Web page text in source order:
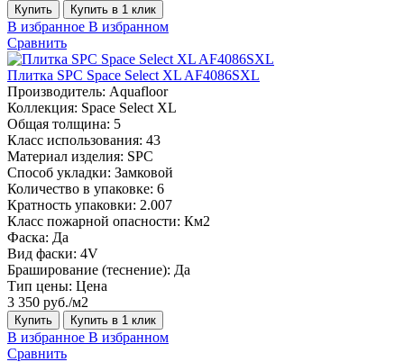
Купить Купить в 1 клик
В избранное В избранном
Сравнить
Плитка SPC Space Select XL AF4086SXL
Производитель: Aquafloor
Коллекция: Space Select XL
Общая толщина: 5
Класс использования: 43
Материал изделия: SPC
Способ укладки: Замковой
Количество в упаковке: 6
Кратность упаковки: 2.007
Класс пожарной опасности: Км2
Фаска: Да
Вид фаски: 4V
Браширование (теснение): Да
Тип цены: Цена
3 350 руб./м2
Купить Купить в 1 клик
В избранное В избранном
Сравнить